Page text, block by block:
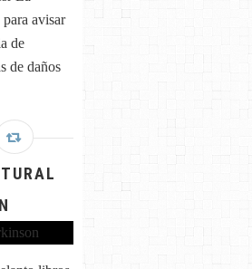
avisar
de
de daños